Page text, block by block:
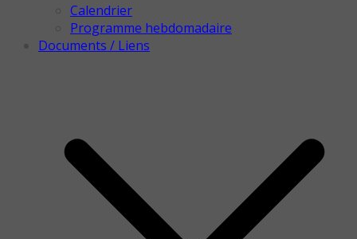
Calendrier
Programme hebdomadaire
Documents / Liens